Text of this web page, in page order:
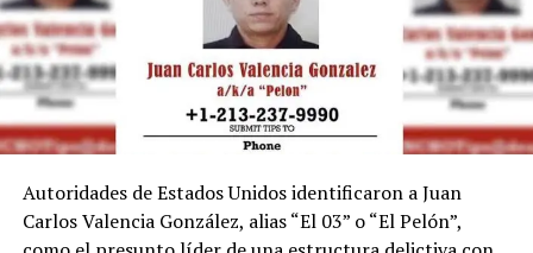
Autoridades de Estados Unidos identificaron a Juan
Carlos Valencia González, alias “El 03” o “El Pelón”,